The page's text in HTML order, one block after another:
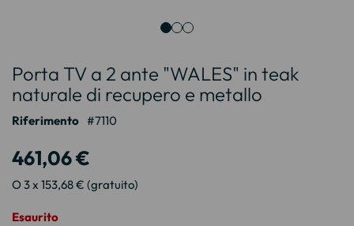
all'inizio
della
galleria
di
Porta TV a 2 ante "WALES" in teak
naturale di recupero e metallo
Riferimento 7110
461,06 €
O 3 x 153,68 € (gratuito)
Esaurito